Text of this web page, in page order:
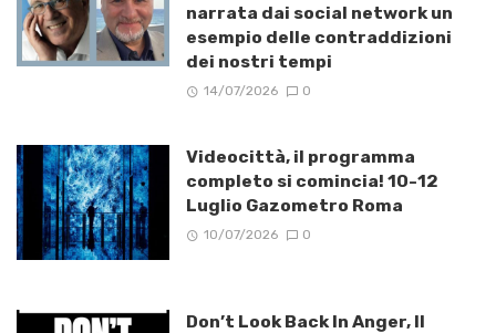
narrata dai social network un
esempio delle contraddizioni
dei nostri tempi
14/07/2026 0
Videocittà, il programma
completo si comincia! 10-12
Luglio Gazometro Roma
10/07/2026 0
Don’t Look Back In Anger, Il